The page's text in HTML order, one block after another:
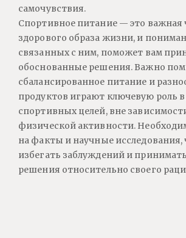
самочувствия.
Спортивное питание — это важная
здорового образа жизни, и
связанных с ним, поможет вам
обоснованные решения. Важно
сбалансированное питание и
продуктов играют ключевую роль
спортивных целей, вне
физической активности.
на факты и научные исследования,
избегать заблуждений и
решения относительно своего